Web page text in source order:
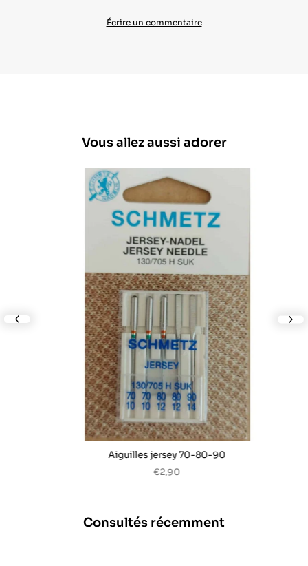
Écrire un commentaire
Vous allez aussi adorer
Aiguilles jersey 70-80-90
€2,90
Consultés récemment